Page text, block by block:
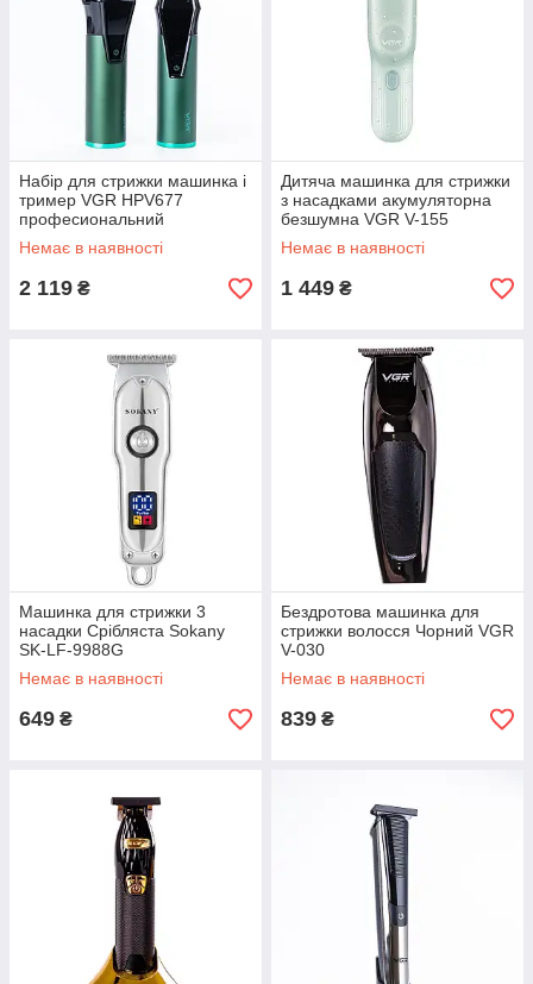
Набір для стрижки машинка і
тример VGR HPV677
професиональний
Немає в наявності
2 119 ₴
Дитяча машинка для стрижки
з насадками акумуляторна
безшумна VGR V-155
Немає в наявності
1 449 ₴
Машинка для стрижки 3
насадки Срібляста Sokany
SK-LF-9988G
Немає в наявності
649 ₴
Бездротова машинка для
стрижки волосся Чорний VGR
V-030
Немає в наявності
839 ₴